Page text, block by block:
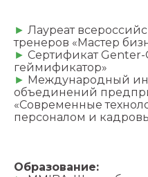
► Лауреат
тренеров «Мастер
► Сертификат Genter-
геймификатор»
► Международный
объединений
«Современные
персоналом и
Образование: